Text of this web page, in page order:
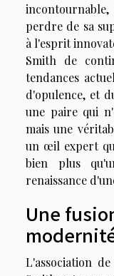
perdre de sa
à l'esprit
Smith de
tendances
d'opulence, et
une paire qui
mais une
un œil expert
bien plus
renaissance
Une
L'association